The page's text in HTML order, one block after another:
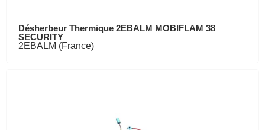
Désherbeur Thermique 2EBALM MOBIFLAM 38
SECURITY
2EBALM (France)